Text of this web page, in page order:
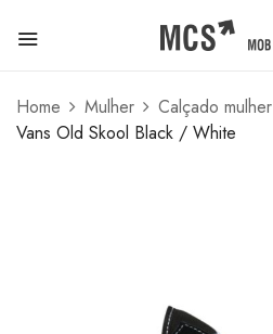
Home Mulher Calçado mulher
Vans Old Skool Black / White